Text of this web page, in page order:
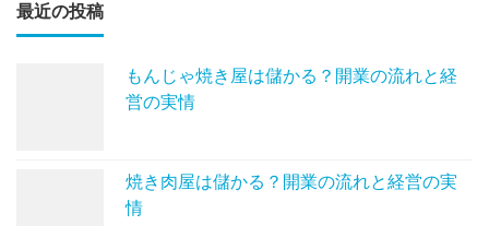
最近の投稿
もんじゃ焼き屋は儲かる？開業の流れと経
営の実情
焼き肉屋は儲かる？開業の流れと経営の実
情